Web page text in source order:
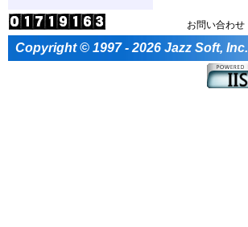
お問い合わせ
Copyright © 1997 - 2026 Jazz Soft, Inc.